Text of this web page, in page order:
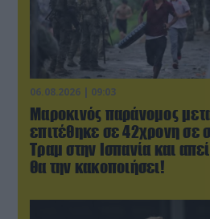
06.08.2026 | 09:03
Μαροκινός παράνομος
επιτέθηκε σε 42χρονη σε
Τραμ στην Ισπανία και
θα την κακοποιήσει!